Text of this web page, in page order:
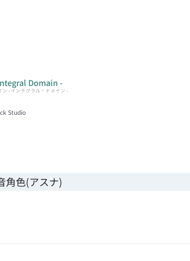
Domain -
- インテグラル・ドメイン -
Studio
角色(アスナ)